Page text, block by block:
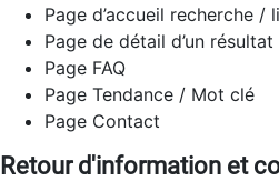
Page d’accueil recherche /
Page de détail d’un résultat
Page FAQ
Page Tendance / Mot clé
Page Contact
Retour d'information et